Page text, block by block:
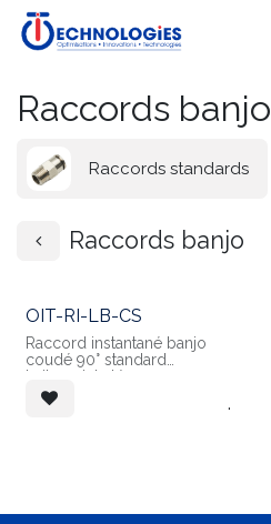
Se rendre au contenu
Raccords banjo
Raccords standards
Raccords banjo
OIT-RI-LB-CS
Raccord instantané banjo
coudé 90° standard
Laiton nickelé
.